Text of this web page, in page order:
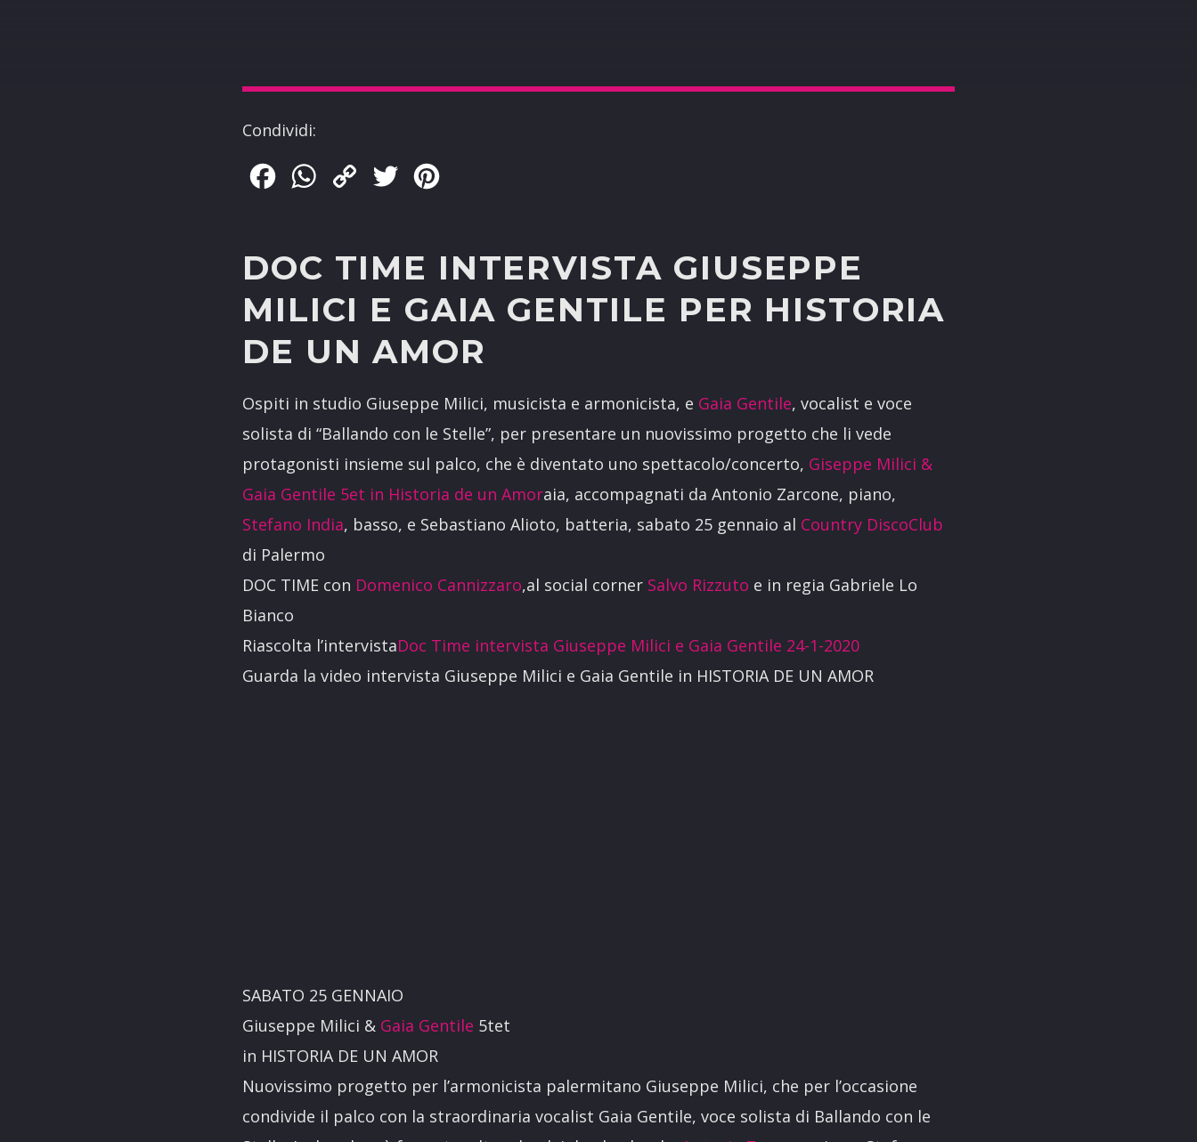
Condividi:
FacebookWhatsApp
Copy
Twitter
DOC TIME INTERVISTA GIUSEPPE
MILICI E GAIA GENTILE PER HISTORIA
DE UN AMOR
Ospiti in studio Giuseppe Milici, musicista e armonicista, e Gaia Gentile, vocalist e voce
solista di “Ballando con le Stelle”, per presentare un nuovissimo progetto che li vede
protagonisti insieme sul palco, che è diventato uno spettacolo/concerto, Giseppe Milici &
Gaia Gentile 5et in Historia de un Amoraia, accompagnati da Antonio Zarcone, piano,
Stefano India, basso, e Sebastiano Alioto, batteria, sabato 25 gennaio al Country DiscoClub
di Palermo
DOC TIME con Domenico Cannizzaro,al social corner Salvo Rizzuto e in regia Gabriele Lo
Bianco
Riascolta l’intervistaDoc Time intervista Giuseppe Milici e Gaia Gentile 24-1-2020
Guarda la video intervista Giuseppe Milici e Gaia Gentile in HISTORIA DE UN AMOR
SABATO 25 GENNAIO
Giuseppe Milici & Gaia Gentile 5tet
in HISTORIA DE UN AMOR
Nuovissimo progetto per l’armonicista palermitano Giuseppe Milici, che per l’occasione
condivide il palco con la straordinaria vocalist Gaia Gentile, voce solista di Ballando con le